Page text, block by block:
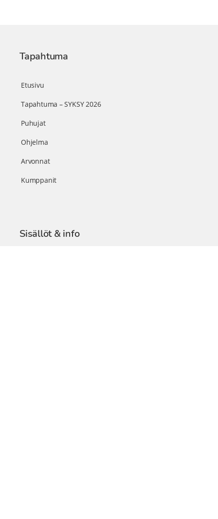
Tapahtuma
Etusivu
Tapahtuma – SYKSY 2026
Puhujat
Ohjelma
Arvonnat
Kumppanit
Sisällöt & info